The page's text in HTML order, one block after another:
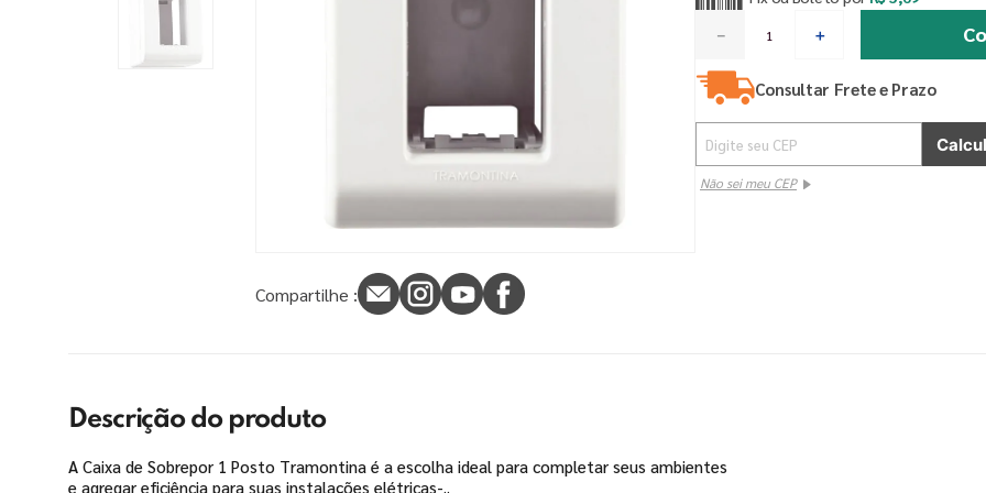
Compartilhe :
＋
－
Consultar Frete e Prazo
Não sei meu CEP
Descrição do produto
A Caixa de Sobrepor 1 Posto Tramontina é a escolha ideal para completar seus ambientes
e agregar eficiência para suas instalações elétricas-..
tinta piso